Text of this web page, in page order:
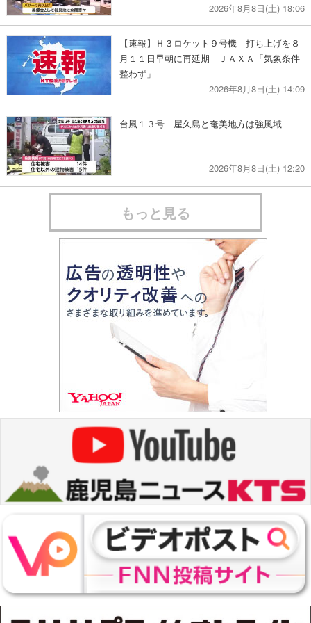
2026年8月8日(土) 18:06
【速報】Ｈ３ロケット９号機 打ち上げを８
月１１日早朝に再延期 ＪＡＸＡ「気象条件
整わず」
2026年8月8日(土) 14:09
台風１３号 屋久島と奄美地方は強風域
2026年8月8日(土) 12:20
もっと見る